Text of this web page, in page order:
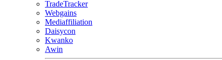
TradeTracker
Webgains
Mediaffiliation
Daisycon
Kwanko
Awin